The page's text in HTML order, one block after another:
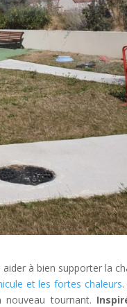
à bien supporter la
et les fortes chaleurs
tournant.